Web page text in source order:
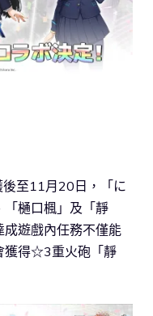
至11月20日，「に
「樋口楓」及「靜
遊戲內任務不僅能
獲得☆3重火砲「靜